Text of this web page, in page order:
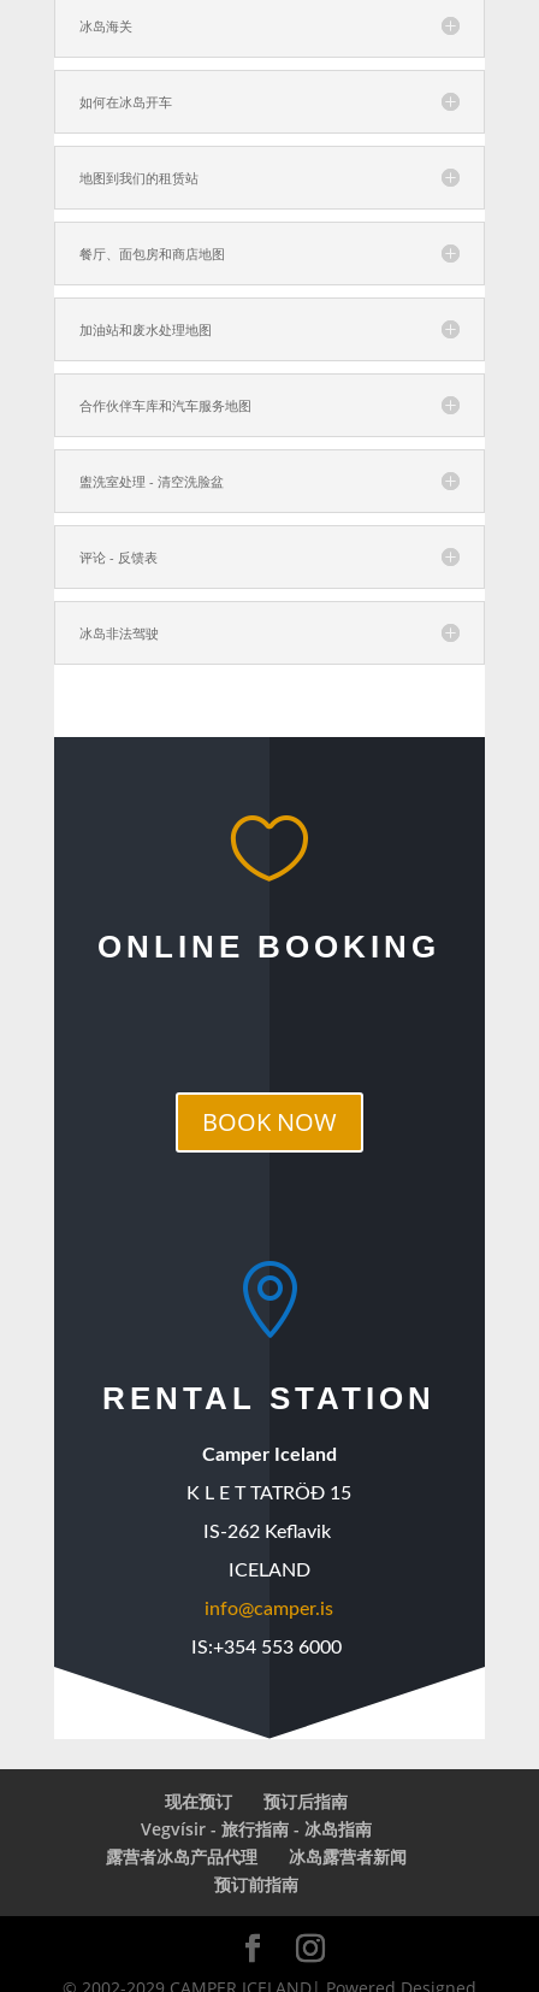
冰岛海关
如何在冰岛开车
地图到我们的租赁站
餐厅、面包房和商店地图
加油站和废水处理地图
合作伙伴车库和汽车服务地图
盥洗室处理 - 清空洗脸盆
评论 - 反馈表
冰岛非法驾驶

ONLINE BOOKING
BOOK NOW

RENTAL STATION
Camper Iceland
K L E T TATRÖÐ 15
IS-262 Keflavik
ICELAND
info@camper.is
IS:+354 553 6000
现在预订
预订后指南
Vegvísir - 旅行指南 - 冰岛指南
露营者冰岛产品代理
冰岛露营者新闻
预订前指南